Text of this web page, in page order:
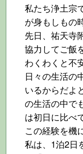
私たち浄土宗
が身もしもの
先日、祐天寺
協力してご飯
わくわくと不
日々の生活の
いるからだよ
の生活の中で
は初日に比べ
この経験を機
私は、1泊2日